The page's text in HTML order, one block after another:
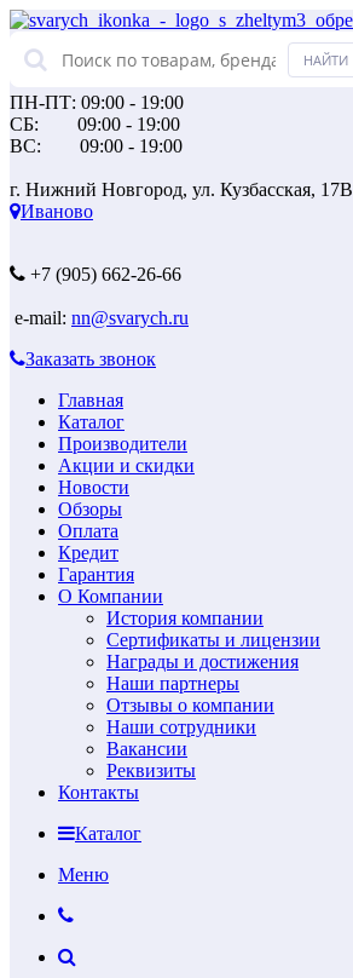
ПН-ПТ: 09:00 - 19:00
СБ: 09:00 - 19:00
ВС: 09:00 - 19:00
г. Нижний Новгород, ул. Кузбасская, 17В
Иваново
+7 (905) 662-26-66
e-mail: nn@svarych.ru
Заказать звонок
Главная
Каталог
Производители
Акции и скидки
Новости
Обзоры
Оплата
Кредит
Гарантия
О Компании
История компании
Сертификаты и лицензии
Награды и достижения
Наши партнеры
Отзывы о компании
Наши сотрудники
Вакансии
Реквизиты
Контакты
Каталог
Меню